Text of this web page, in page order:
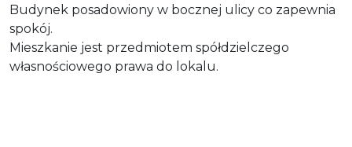
Budynek posadowiony w bocznej ulicy co zapewnia
spokój.
Mieszkanie jest przedmiotem spółdzielczego
własnościowego prawa do lokalu.